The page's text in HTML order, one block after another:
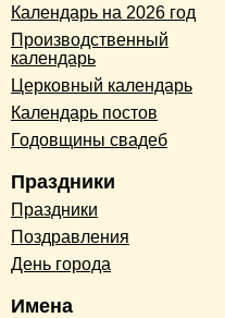
Календарь на 2026 год
Производственный
календарь
Церковный календарь
Календарь постов
Годовщины свадеб
Праздники
Праздники
Поздравления
День города
Имена